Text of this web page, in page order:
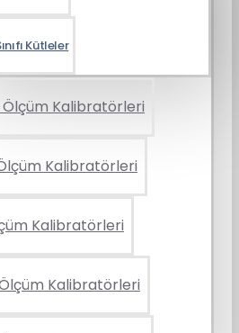
Kütleler
Ölçüm Kalibratörleri
Kalibratörleri
Kalibratörleri
Kalibratörleri